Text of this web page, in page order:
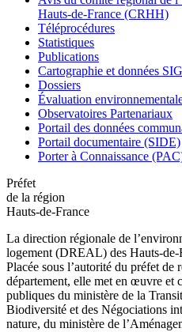
Hauts-de-France (CRHH)
Téléprocédures
Statistiques
Publications
Cartographie et données SIG
Dossiers
Évaluation
Observatoires Partenariaux
Portail des données
Portail documentaire (SIDE)
Porter à Connaissance
Préfet
de la région
Hauts-de-France
La direction régionale de
logement (DREAL) des Hauts-de-
Placée sous l’autorité du préfet de
département, elle met en œuvre et
publiques du ministère de la
Biodiversité et des Négociations
nature, du ministère de